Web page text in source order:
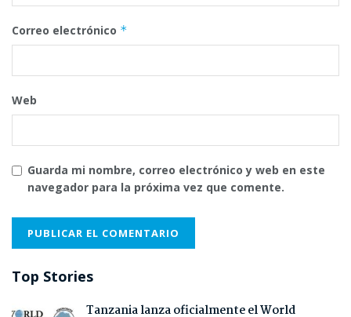
Correo electrónico *
Web
Guarda mi nombre, correo electrónico y web en este
navegador para la próxima vez que comente.
Top Stories
Tanzania lanza oficialmente el World